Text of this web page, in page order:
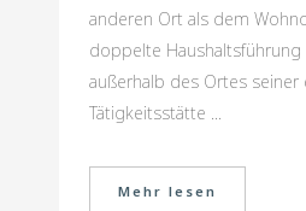
anderen Ort als dem
doppelte Haushaltsführung
außerhalb des Ortes seiner
Tätigkeitsstätte ...
Mehr lesen